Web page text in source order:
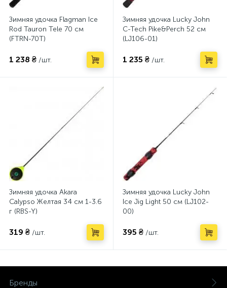
Зимняя удочка Flagman Ice
Rod Tauron Tele 70 см
(FTRN-70T)
1 238 ₴ /шт.
Зимняя удочка Lucky John
C-Tech Pike&Perch 52 см
(LJ106-01)
1 235 ₴ /шт.
Зимняя удочка Akara
Calypso Желтая 34 см 1-3.6
г (RBS-Y)
319 ₴ /шт.
Зимняя удочка Lucky John
Ice Jig Light 50 см (LJ102-
00)
395 ₴ /шт.
Бренды